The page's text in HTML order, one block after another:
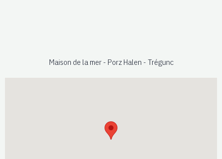
Maison de la mer - Porz Halen - Trégunc